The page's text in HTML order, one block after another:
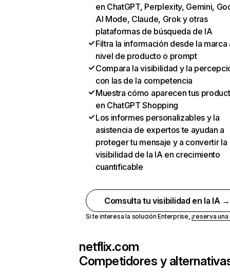
en ChatGPT, Perplexity, Gemini,
AI Mode, Claude, Grok y otras
plataformas de búsqueda de IA
Filtra la información desde la marca
nivel de producto o prompt
Compara la visibilidad y la
con las de la competencia
Muestra cómo aparecen tus
en ChatGPT Shopping
Los informes personalizables y la
asistencia de expertos te ayudan a
proteger tu mensaje y a convertir la
visibilidad de la IA en crecimiento
cuantificable
Comsulta tu visibilidad en la IA →
Si te interesa la solución Enterprise,¡reserva
netflix.com
Competidores y